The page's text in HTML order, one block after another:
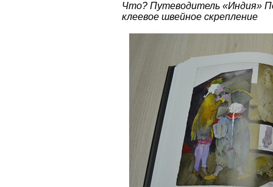
Что? Путеводитель «Индия»
клеевое швейное скрепление